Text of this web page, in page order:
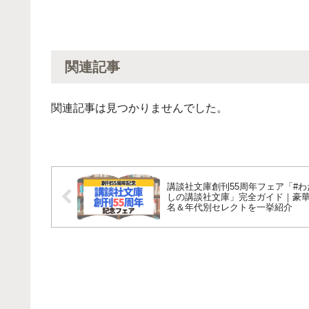
関連記事
関連記事は見つかりませんでした。
講談社文庫創刊55周年フェア「#わ
しの講談社文庫」完全ガイド｜豪
名＆年代別セレクトを一挙紹介